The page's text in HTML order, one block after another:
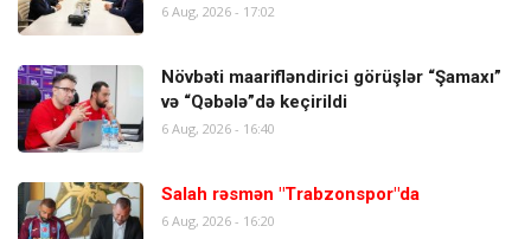
6 Aug, 2026 - 17:02
Növbəti maarifləndirici görüşlər “Şamaxı”
və “Qəbələ”də keçirildi
6 Aug, 2026 - 16:40
Salah rəsmən "Trabzonspor"da
6 Aug, 2026 - 16:20